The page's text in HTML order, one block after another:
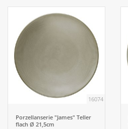
Aufsteller
Bar
Tafeln
Einrichtung
Berufsbekleidung
16074
Porzellanserie "James" Teller
flach Ø 21,5cm